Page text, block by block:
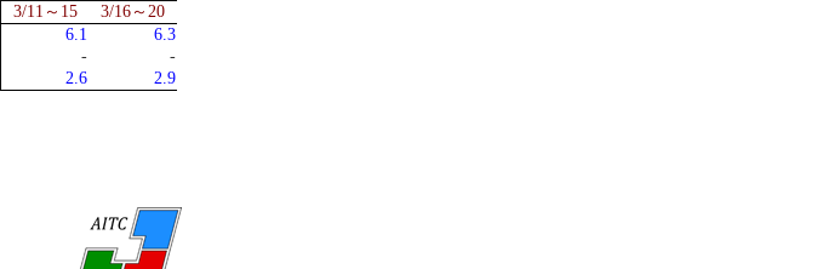
3/11～15
3/16～20
6.1
6.3
-
-
2.6 2.9